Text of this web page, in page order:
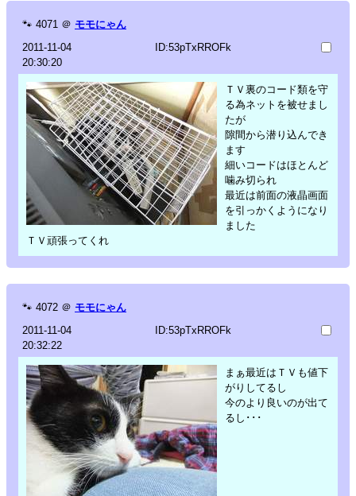
🐾 4071 ＠ モモにゃん
2011-11-04
20:30:20
ID:53pTxRROFk
ＴＶ裏のコード類を守
る為ネットを被せまし
たが
隙間から潜り込んでき
ます
細いコードはほとんど
噛み切られ
最近は前面の液晶画面
を引っかくようになり
ました
ＴＶ頑張ってくれ
🐾 4072 ＠ モモにゃん
2011-11-04
20:32:22
ID:53pTxRROFk
まぁ最近はＴＶも値下
がりしてるし
今のより良いのが出て
るし･･･